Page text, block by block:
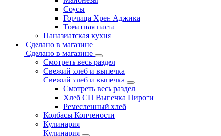
Соусы
Горчица Хрен Аджика
Томатная паста
Паназиатская кухня
Сделано в магазине
Сделано в магазине
Смотреть весь раздел
Свежий хлеб и выпечка
Свежий хлеб и выпечка
Смотреть весь раздел
Хлеб СП Выпечка Пироги
Ремесленный хлеб
Колбасы Копчености
Кулинария
Кулинария